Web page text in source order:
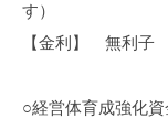
す）
【金利】 無利子
○経営体育成強化資